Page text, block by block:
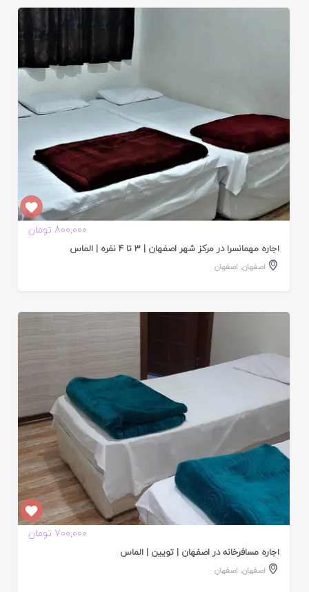
800,000 تومان
اجاره مهمانسرا در مرکز شهر اصفهان | 3 تا 4 نفره | الماس
اصفهان, اصفهان
700,000 تومان
اجاره مسافرخانه در اصفهان | تویین | الماس
اصفهان, اصفهان